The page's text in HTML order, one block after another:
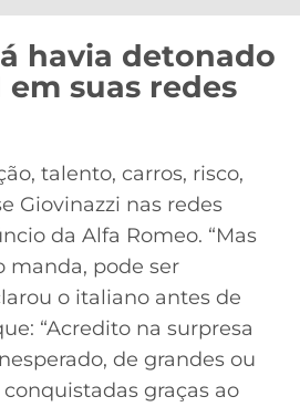
havia detonado
em suas redes
talento, carros, risco,
Giovinazzi nas redes
da Alfa Romeo. “Mas
manda, pode ser
o italiano antes de
“Acredito na surpresa
de grandes ou
graças ao